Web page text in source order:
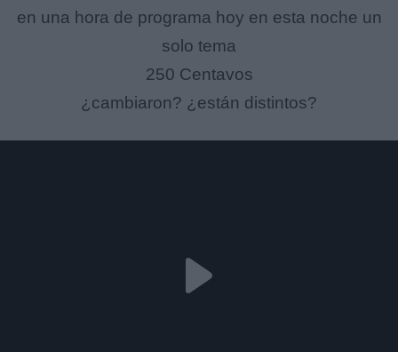
en una hora de programa hoy en esta noche un
solo tema
250 Centavos
¿cambiaron? ¿están distintos?